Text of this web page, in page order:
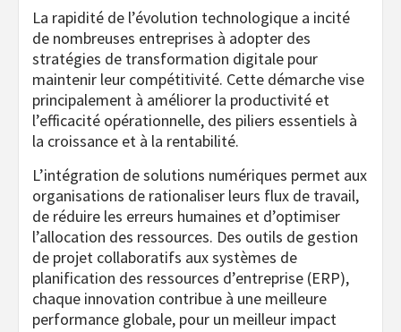
La rapidité de l’évolution technologique a incité
de nombreuses entreprises à adopter des
stratégies de transformation digitale pour
maintenir leur compétitivité. Cette démarche vise
principalement à améliorer la productivité et
l’efficacité opérationnelle, des piliers essentiels à
la croissance et à la rentabilité.
L’intégration de solutions numériques permet aux
organisations de rationaliser leurs flux de travail,
de réduire les erreurs humaines et d’optimiser
l’allocation des ressources. Des outils de gestion
de projet collaboratifs aux systèmes de
planification des ressources d’entreprise (ERP),
chaque innovation contribue à une meilleure
performance globale, pour un meilleur impact